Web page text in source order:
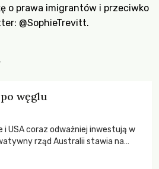
o prawa imigrantów i przeciwko
@SophieTrevitt.
węglu
i USA coraz odważniej inwestują w
rząd Australii stawia na